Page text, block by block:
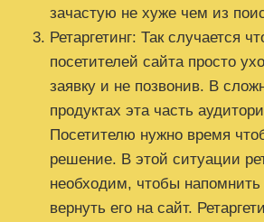
зачастую не хуже чем из
Ретаргетинг: Так случается
посетителей сайта просто
заявку и не позвонив. В
продуктах эта часть
Посетителю нужно время
решение. В этой ситуации
необходим, чтобы напомнить
вернуть его на сайт.